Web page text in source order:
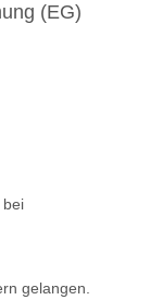
(EG)
bei
gelangen.